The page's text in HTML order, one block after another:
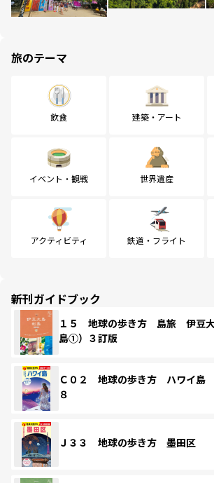
旅のテーマ
飲食 建築・アート
イベント・観戦 世界遺産
アクティビティ 鉄道・フライト
新刊ガイドブック
１５ 地球の歩き方 島旅 伊豆
島①）３訂版
Ｃ０２ 地球の歩き方 ハワイ島
８
Ｊ３３ 地球の歩き方 墨田区